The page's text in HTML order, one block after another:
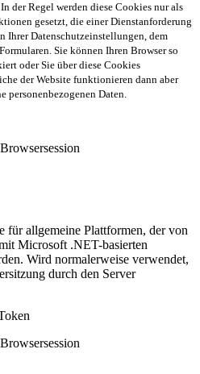
der Regel werden diese Cookies nur als
gesetzt, die einer Dienstanforderung
Ihrer Datenschutzeinstellungen, dem
Sie können Ihren Browser so
oder Sie über diese Cookies
der Website funktionieren dann aber
personenbezogenen Daten.
für allgemeine Plattformen, der von
Microsoft .NET-basierten
Wird normalerweise verwendet,
durch den Server